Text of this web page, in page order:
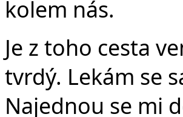
kolem nás.
Je z toho cesta
tvrdý. Lekám se
Najednou se mi